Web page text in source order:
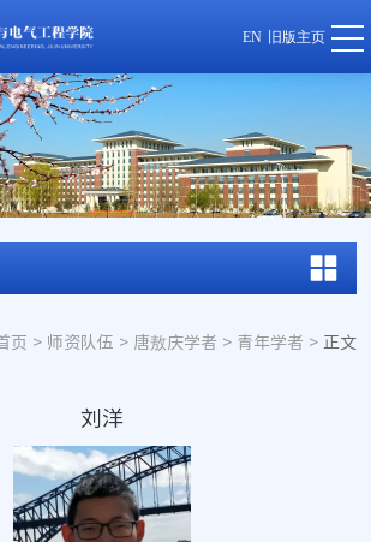
EN 旧版主页
页 > 师资队伍 > 唐敖庆学者 > 青年学者 > 正文
刘洋